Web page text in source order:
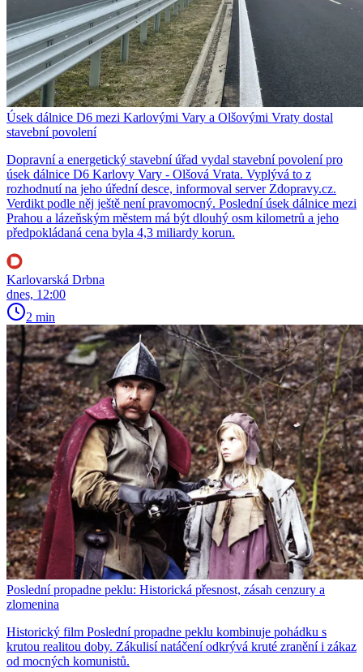
Úsek dálnice D6 mezi Karlovými Vary a Olšovými Vraty dostal
stavební povolení
Dopravní a energetický stavební úřad vydal stavební povolení pro
úsek dálnice D6 Karlovy Vary - Olšová Vrata. Vyplývá to z
rozhodnutí na jeho úřední desce, informoval server Zdopravy.cz.
Verdikt podle něj ještě není pravomocný. Poslední úsek dálnice mezi
Prahou a lázeňským městem má být dlouhý osm kilometrů a jeho
předpokládaná cena byla 4,3 miliardy korun.
Karlovarská Drbna
dnes, 12:00
2 min
Poslední propadne peklu: Historická přesnost, zásah cenzury a
zlomenina
Historický film Poslední propadne peklu kombinuje pohádku s
krutou realitou doby. Zákulisí natáčení odkrývá kruté zranění i zákaz
od mocných komunistů.